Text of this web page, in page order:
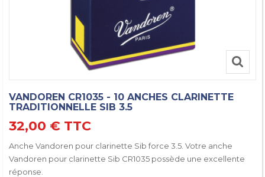
VANDOREN CR1035 - 10 ANCHES CLARINETTE
TRADITIONNELLE SIB 3.5
32,00 € TTC
Anche Vandoren pour clarinette Sib force 3.5. Votre anche
Vandoren pour clarinette Sib CR1035 possède une excellente
réponse.